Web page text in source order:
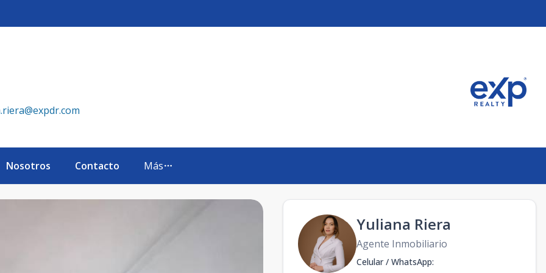
Nosotros Contacto Más
Yuliana Riera
Agente Inmobiliario
Celular / WhatsApp:
Realty República Dominicana